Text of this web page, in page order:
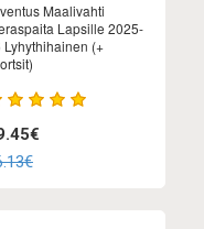
Maalivahti
Lapsille 2025-
Lyhythihainen (+